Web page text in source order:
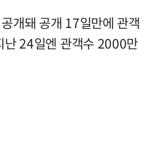
개돼 공개 17일만에 관객
24일엔 관객수 2000만